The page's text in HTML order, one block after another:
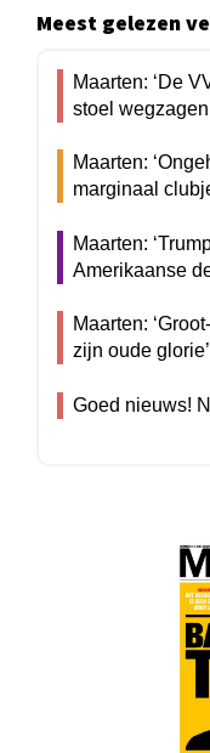
Meest gelezen
Maarten: ‘De
stoel
Maarten:
marginaal
Maarten:
Amerikaanse
Maarten:
zijn oude glorie’
Goed nieuws!